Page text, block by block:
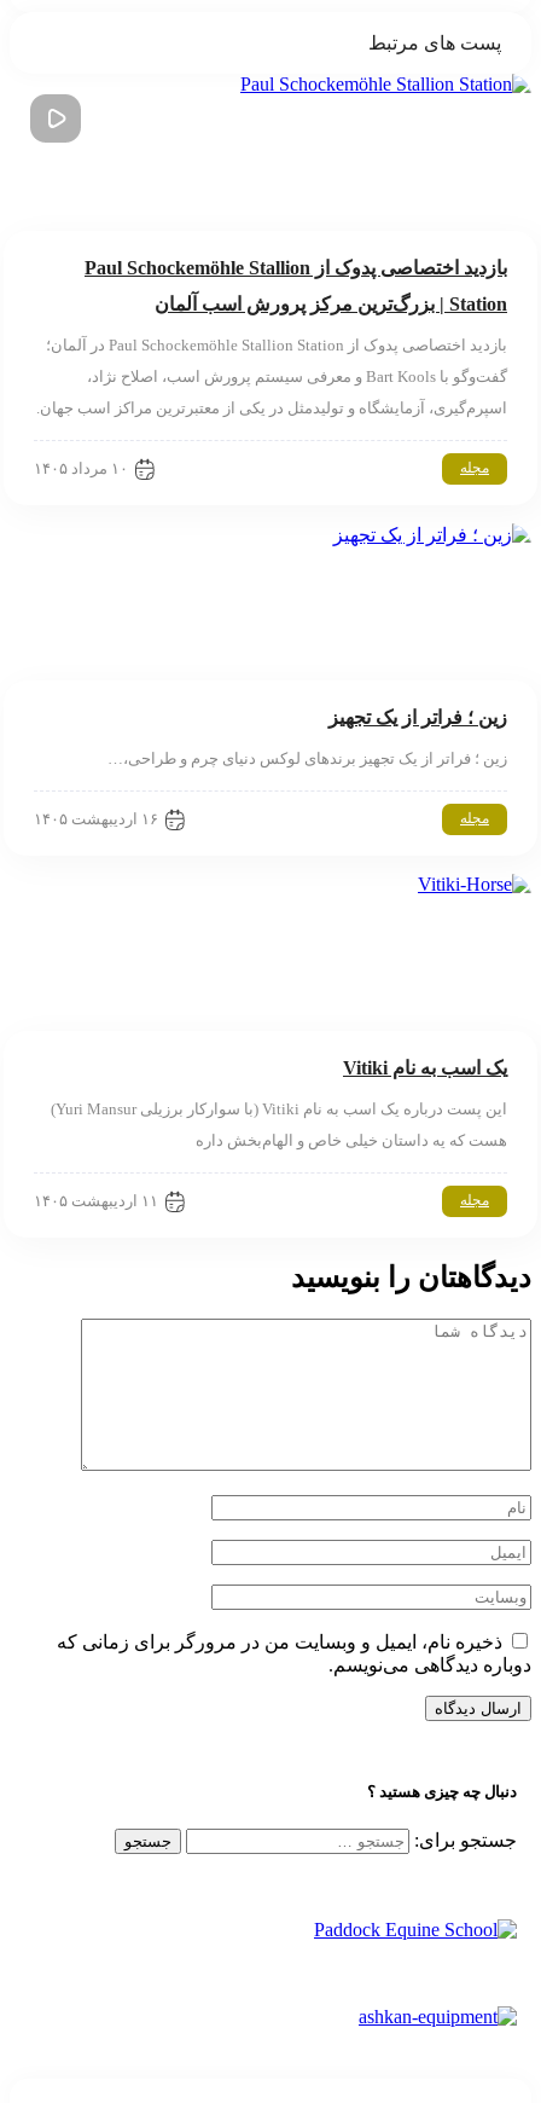
پست های مرتبط
بازدید اختصاصی پدوک از Paul Schockemöhle Stallion
Station | بزرگ‌ترین مرکز پرورش اسب آلمان
بازدید اختصاصی پدوک از Paul Schockemöhle Stallion Station در آلمان؛
گفت‌وگو با Bart Kools و معرفی سیستم پرورش اسب، اصلاح نژاد،
اسپرم‌گیری، آزمایشگاه و تولیدمثل در یکی از معتبرترین مراکز اسب جهان.
مجله ۱۰ مرداد ۱۴۰۵
زین ؛ فراتر از یک تجهیز
زین ؛ فراتر از یک تجهیز برندهای لوکس دنیای چرم و طراحی،…
مجله ۱۶ اردیبهشت ۱۴۰۵
یک اسب به نام Vitiki
این پست درباره یک اسب به نام Vitiki (با سوارکار برزیلی Yuri Mansur)
هست که یه داستان خیلی خاص و الهام‌بخش داره
مجله ۱۱ اردیبهشت ۱۴۰۵
را بنویسید
ذخیره نام، ایمیل و وبسایت من در مرورگر برای زمانی که
دیدگاهی می‌نویسم.
دنبال چه چیزی هستید ؟
جستجو برای: